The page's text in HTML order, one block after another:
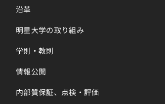
沿革
明星大学の取り組み
学則・教則
情報公開
内部質保証、点検・評価